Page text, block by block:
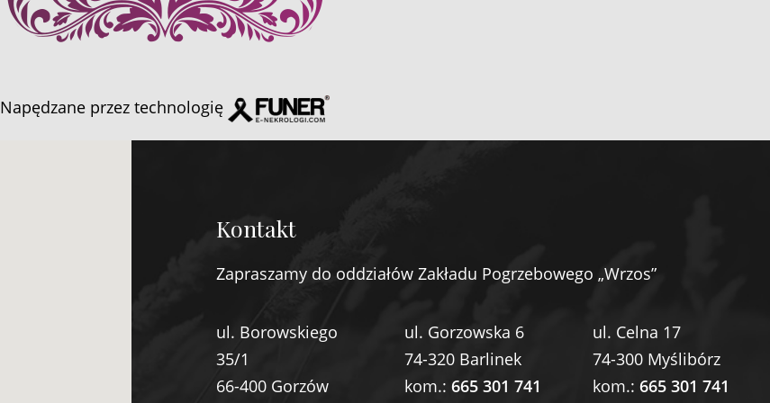
Napędzane przez technologię
Kontakt
Zapraszamy do oddziałów Zakładu Pogrzebowego „Wrzos”
ul. Borowskiego
35/1
66-400 Gorzów
ul. Gorzowska 6
74-320 Barlinek
kom.:665 301 741
ul. Celna 17
74-300 Myślibórz
kom.:665 301 741